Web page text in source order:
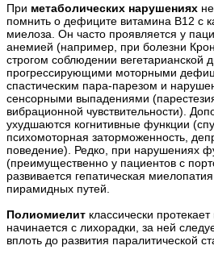
При метаболических нарушениях
помнить о дефиците витамина В12 с
миелоза. Он часто проявляется у
анемией (например, при болезни
строгом соблюдении вегетарианской
прогрессирующими моторными
спастическим пара-парезом и
сенсорными выпадениями
вибрационной чувствительности).
ухудшаются когнитивные функции
психомоторная заторможенность,
поведение). Редко, при нарушениях
(преимущественно у пациентов с
развивается гепатическая
пирамидных путей.
Полиомиелит классически
начинается с лихорадки, за ней
вплоть до развития паралитической